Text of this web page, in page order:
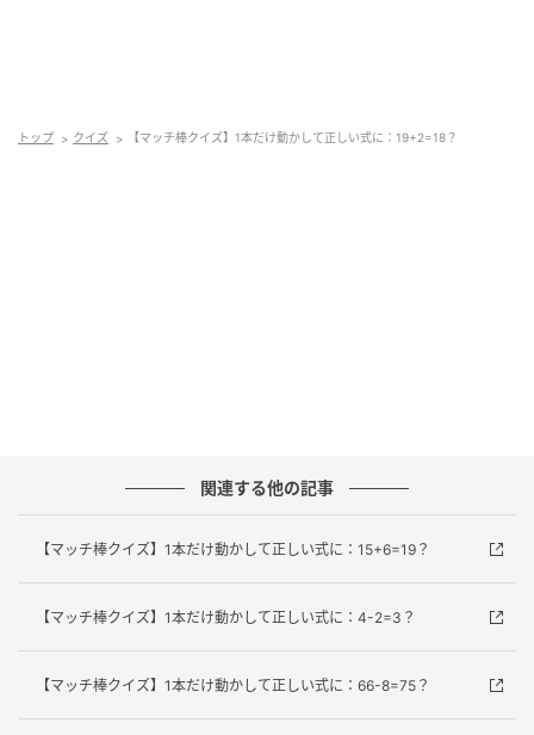
正解は、左端の「19」の「9」を「6」に変えることで
次の記事
【マッチ棒クイズ】1本だけ動かして正しい式
に：66-8=75？
の記事をもっとみる
トップ クイズ 【マッチ棒クイズ】1本だけ動かして正しい式に：19+2=18？
関連する他の記事
【マッチ棒クイズ】1本だけ動かして正しい式に：15+6=19？
【マッチ棒クイズ】1本だけ動かして正しい式に：4-2=3？
【マッチ棒クイズ】1本だけ動かして正しい式に：66-8=75？